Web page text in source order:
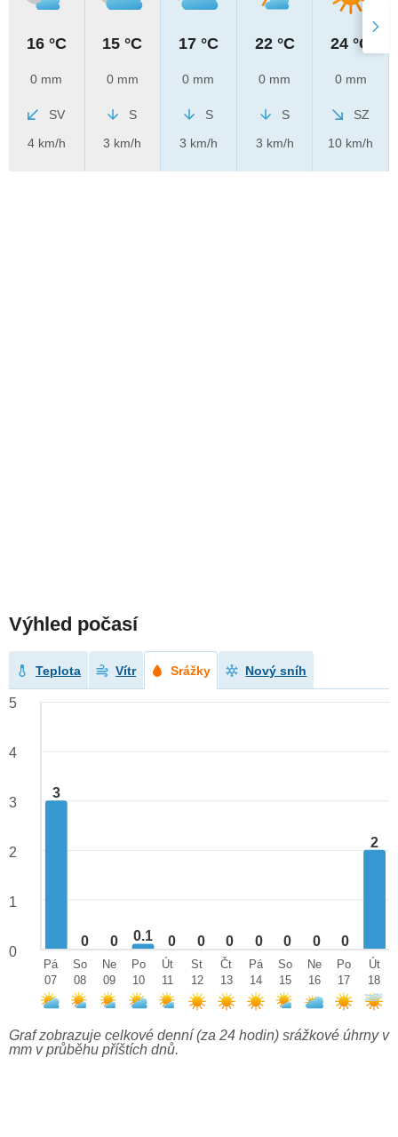
16 °C
0 mm
SV
4 km/h
15 °C
0 mm
S
3 km/h
17 °C
0 mm
S
3 km/h
22 °C
0 mm
S
3 km/h
24 °C
0 mm
SZ
10 km/h
Výhled počasí
Teplota Vítr Srážky Nový sníh
3
0 0 0.1 0 0 0 0 0 0 0
2
5
4
3
2
1
0
Pá
07
So
08
Ne
09
Po
10
Út
11
St
12
Čt
13
Pá
14
So
15
Ne
16
Po
17
Út
18
Graf zobrazuje celkové denní (za 24 hodin) srážkové úhrny v
mm v průběhu příštích dnů.